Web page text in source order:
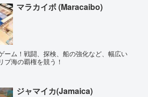
マラカイボ (Maracaibo)
ーム！戦闘、探検、船の強化など、幅広い
ブ海の覇権を競う！
ジャマイカ(Jamaica)